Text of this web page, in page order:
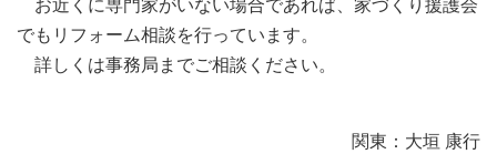
お近くに専門家がいない場合であれば、家づくり援護会
でもリフォーム相談を行っています。
詳しくは事務局までご相談ください。
関東：大垣 康行